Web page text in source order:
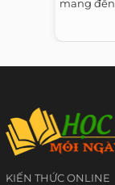
mang
KIẾN THỨC ONLINE